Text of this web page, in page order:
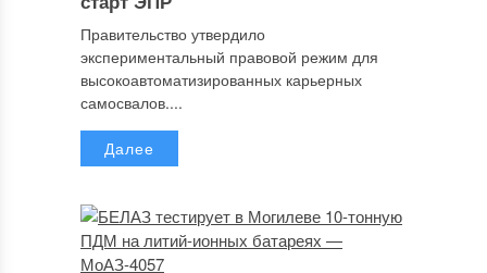
Правительство утвердило
экспериментальный правовой режим для
высокоавтоматизированных карьерных
самосвалов....
Далее